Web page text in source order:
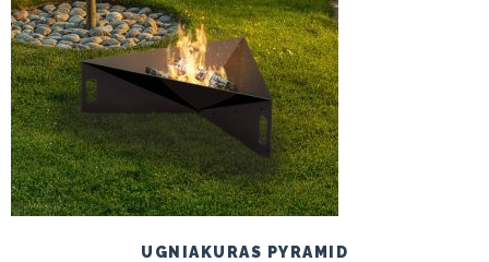
UGNIAKURAS PYRAMID